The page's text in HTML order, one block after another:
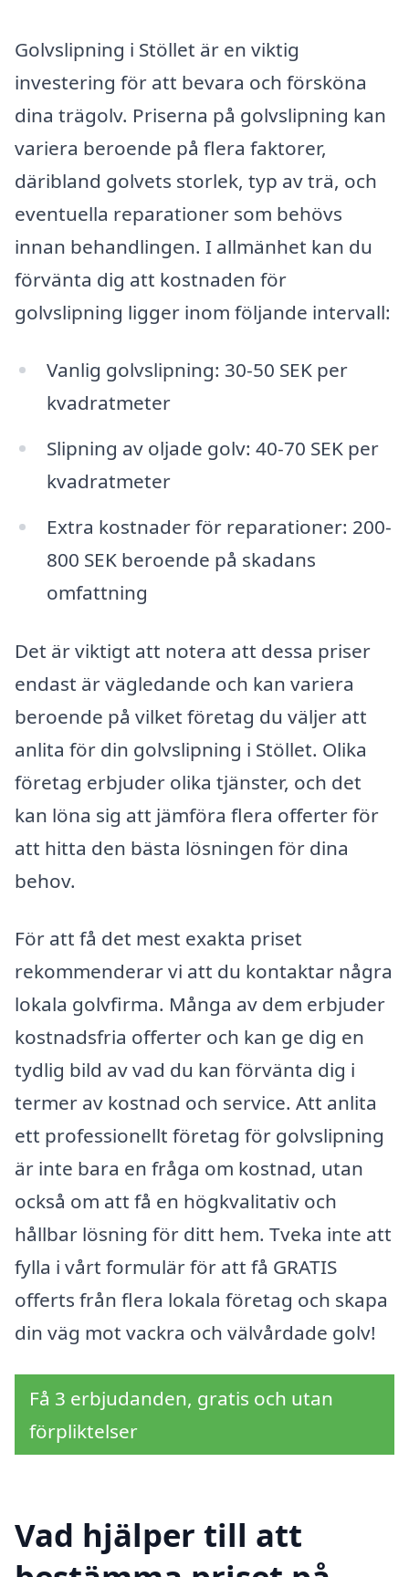
Golvslipning i Stöllet är en viktig
investering för att bevara och försköna
dina trägolv. Priserna på golvslipning kan
variera beroende på flera faktorer,
däribland golvets storlek, typ av trä, och
eventuella reparationer som behövs
innan behandlingen. I allmänhet kan du
förvänta dig att kostnaden för
golvslipning ligger inom följande intervall:
Vanlig golvslipning: 30-50 SEK per
kvadratmeter
Slipning av oljade golv: 40-70 SEK per
kvadratmeter
Extra kostnader för reparationer: 200-
800 SEK beroende på skadans
omfattning
Det är viktigt att notera att dessa priser
endast är vägledande och kan variera
beroende på vilket företag du väljer att
anlita för din golvslipning i Stöllet. Olika
företag erbjuder olika tjänster, och det
kan löna sig att jämföra flera offerter för
att hitta den bästa lösningen för dina
behov.
För att få det mest exakta priset
rekommenderar vi att du kontaktar några
lokala golvfirma. Många av dem erbjuder
kostnadsfria offerter och kan ge dig en
tydlig bild av vad du kan förvänta dig i
termer av kostnad och service. Att anlita
ett professionellt företag för golvslipning
är inte bara en fråga om kostnad, utan
också om att få en högkvalitativ och
hållbar lösning för ditt hem. Tveka inte att
fylla i vårt formulär för att få GRATIS
offerts från flera lokala företag och skapa
din väg mot vackra och välvårdade golv!
Få 3 erbjudanden, gratis och utan
förpliktelser
Vad hjälper till att